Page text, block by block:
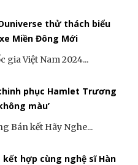
thử thách biểu
Miền Đông Mới
gia Việt Nam 2024...
phục Hamlet Trương
màu’
Bán kết Hãy Nghe...
kết hợp cùng nghệ sĩ Hàn